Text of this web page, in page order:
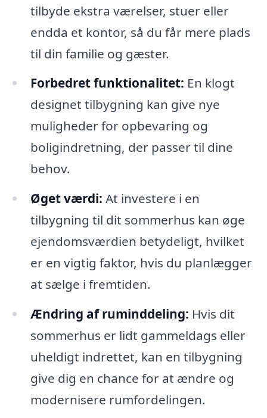
tilbyde ekstra værelser, stuer eller
endda et kontor, så du får mere plads
til din familie og gæster.
Forbedret funktionalitet: En klogt
designet tilbygning kan give nye
muligheder for opbevaring og
boligindretning, der passer til dine
behov.
Øget værdi: At investere i en
tilbygning til dit sommerhus kan øge
ejendomsværdien betydeligt, hvilket
er en vigtig faktor, hvis du planlægger
at sælge i fremtiden.
Ændring af ruminddeling: Hvis dit
sommerhus er lidt gammeldags eller
uheldigt indrettet, kan en tilbygning
give dig en chance for at ændre og
modernisere rumfordelingen.